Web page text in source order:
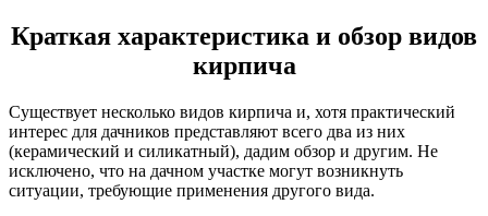
Краткая характеристика и обзор видов
кирпича
Существует несколько видов кирпича и, хотя практический
интерес для дачников представляют всего два из них
(керамический и силикатный), дадим обзор и другим. Не
исключено, что на дачном участке могут возникнуть
ситуации, требующие применения другого вида.